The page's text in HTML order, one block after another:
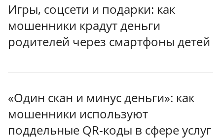
Игры, соцсети и подарки: как
мошенники крадут деньги
родителей через смартфоны детей
«Один скан и минус деньги»: как
мошенники используют
поддельные QR-коды в сфере услуг